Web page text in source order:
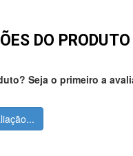
DO PRODUTO
Seja o primeiro a